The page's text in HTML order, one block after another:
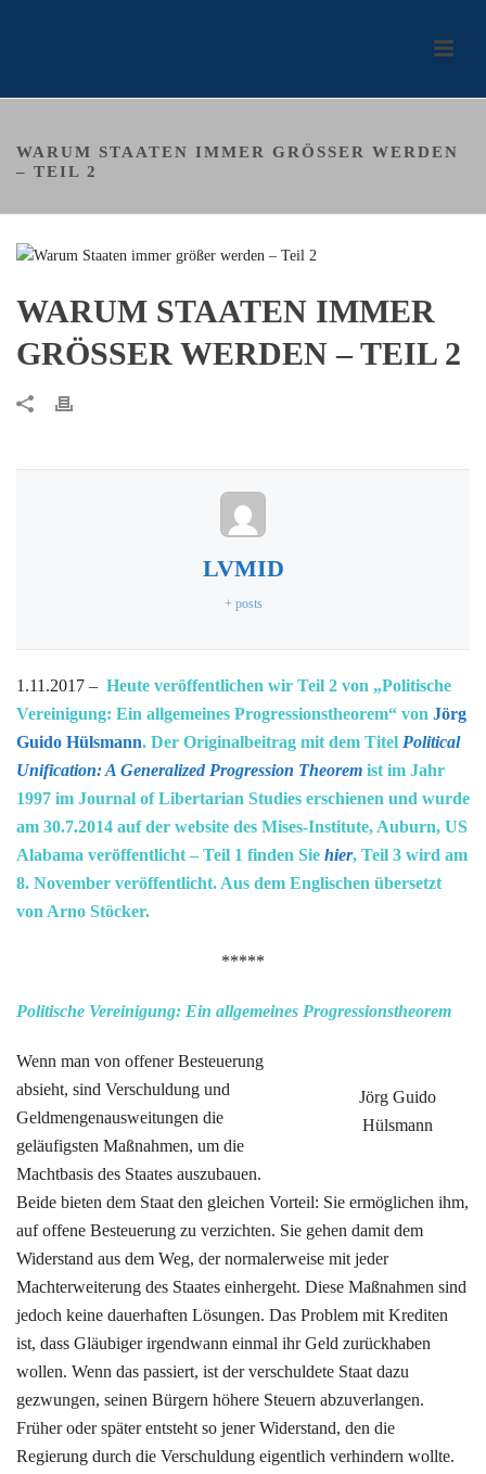
WARUM STAATEN IMMER GRÖSSER WERDEN –
TEIL 2
WARUM STAATEN IMMER
GRÖSSER WERDEN – TEIL 2
LVMID
+ posts
1.11.2017 – Heute veröffentlichen wir Teil 2 von „Politische
Vereinigung: Ein allgemeines Progressionstheorem“ von Jörg
Guido Hülsmann. Der Originalbeitrag mit dem Titel Political
Unification: A Generalized Progression Theorem ist im Jahr
1997 im Journal of Libertarian Studies erschienen und wurde
am 30.7.2014 auf der website des Mises-Institute, Auburn, US
Alabama veröffentlicht – Teil 1 finden Sie hier, Teil 3 wird am
8. November veröffentlicht. Aus dem Englischen übersetzt
von Arno Stöcker.
*****
Politische Vereinigung: Ein allgemeines Progressionstheorem
Jörg Guido
Hülsmann
Wenn man von offener Besteuerung
absieht, sind Verschuldung und
Geldmengenausweitungen die
geläufigsten Maßnahmen, um die
Machtbasis des Staates auszubauen.
Beide bieten dem Staat den gleichen Vorteil: Sie ermöglichen ihm,
auf offene Besteuerung zu verzichten. Sie gehen damit dem
Widerstand aus dem Weg, der normalerweise mit jeder
Machterweiterung des Staates einhergeht. Diese Maßnahmen sind
jedoch keine dauerhaften Lösungen. Das Problem mit Krediten
ist, dass Gläubiger irgendwann einmal ihr Geld zurückhaben
wollen. Wenn das passiert, ist der verschuldete Staat dazu
gezwungen, seinen Bürgern höhere Steuern abzuverlangen.
Früher oder später entsteht so jener Widerstand, den die
Regierung durch die Verschuldung eigentlich verhindern wollte.